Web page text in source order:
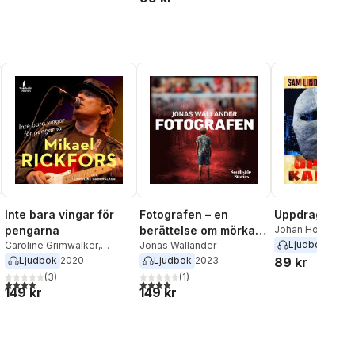
röster:
Inte bara vingar för
pengarna
Caroline Grimwalker,
Mikael Rickfors
Ljudbok 2020
4,0utav 5 stjärnor. Totalt antal röster:
(3)
149 kr
Fotografen – en
berättelse om mörka
rum
Jonas Wallander
Ljudbok 2023
4,0utav 5 stjärnor. Totalt antal röster:
(1)
149 kr
Uppdrag:
Johan Holm
Ljudbok
89 kr